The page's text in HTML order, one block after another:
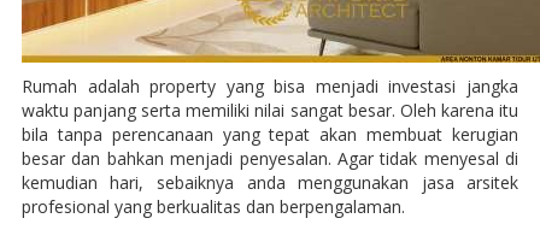
Rumah adalah property yang bisa menjadi investasi jangka
waktu panjang serta memiliki nilai sangat besar. Oleh karena itu
bila tanpa perencanaan yang tepat akan membuat kerugian
besar dan bahkan menjadi penyesalan. Agar tidak menyesal di
kemudian hari, sebaiknya anda menggunakan jasa arsitek
profesional yang berkualitas dan berpengalaman.